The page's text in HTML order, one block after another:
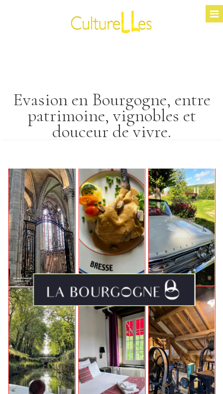
Evasion en Bourgogne, entre
patrimoine, vignobles et
douceur de vivre.